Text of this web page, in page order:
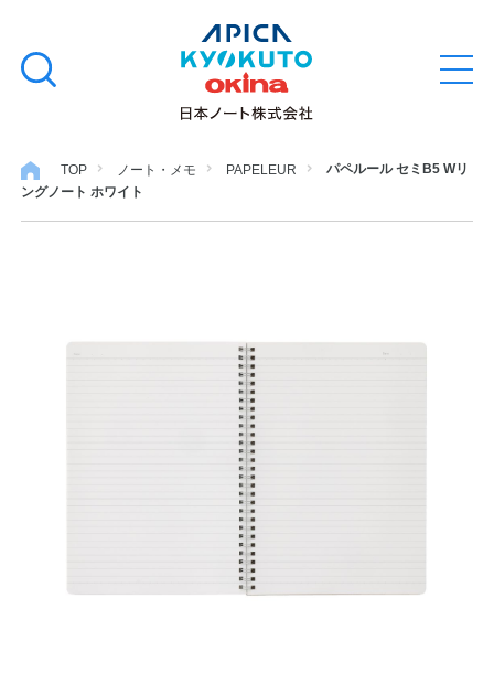
文
キ
ッ
開
検
る
ノート・メモ
日用・事務用品
探求・自主学習のすすめ
TOP ノート・メモ PAPELEUR
パペルール セミB5 Wリ
ングノート ホワイト